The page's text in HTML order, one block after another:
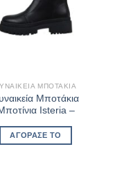
ΜΠΟΤΆΚΙΑ
Μποτάκια
Isteria –
ΑΓΌΡΑΣΈ ΤΟ